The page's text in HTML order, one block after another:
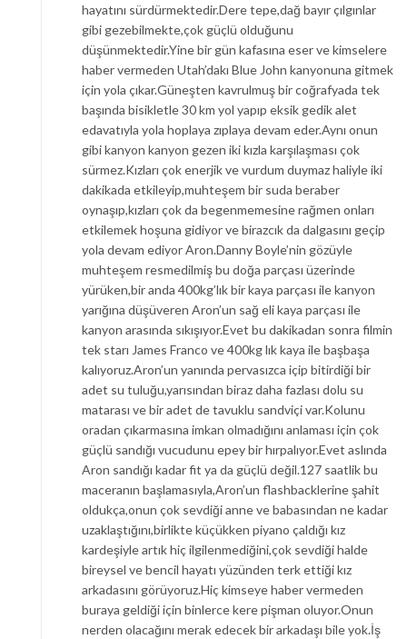
hayatını sürdürmektedir.Dere tepe,dağ bayır çılgınlar
gibi gezebilmekte,çok güçlü olduğunu
düşünmektedir.Yine bir gün kafasına eser ve kimselere
haber vermeden Utah’dakı Blue John kanyonuna gitmek
için yola çıkar.Güneşten kavrulmuş bir coğrafyada tek
başında bisikletle 30 km yol yapıp eksik gedik alet
edavatıyla yola hoplaya zıplaya devam eder.Aynı onun
gibi kanyon kanyon gezen iki kızla karşılaşması çok
sürmez.Kızları çok enerjik ve vurdum duymaz haliyle iki
dakikada etkileyip,muhteşem bir suda beraber
oynaşıp,kızları çok da begenmemesine rağmen onları
etkilemek hoşuna gidiyor ve birazcık da dalgasını geçip
yola devam ediyor Aron.Danny Boyle’nin gözüyle
muhteşem resmedilmiş bu doğa parçası üzerinde
yürüken,bir anda 400kg’lık bir kaya parçası ile kanyon
yarığına düşüveren Aron’un sağ eli kaya parçası ile
kanyon arasında sıkışıyor.Evet bu dakikadan sonra filmin
tek starı James Franco ve 400kg lık kaya ile başbaşa
kalıyoruz.Aron’un yanında pervasızca içip bitirdiği bir
adet su tuluğu,yarısından biraz daha fazlası dolu su
matarası ve bir adet de tavuklu sandviçi var.Kolunu
oradan çıkarmasına imkan olmadığını anlaması için çok
güçlü sandığı vucudunu epey bir hırpalıyor.Evet aslında
Aron sandığı kadar fit ya da güçlü değil.127 saatlik bu
maceranın başlamasıyla,Aron’un flashbacklerine şahit
oldukça,onun çok sevdiği anne ve babasından ne kadar
uzaklaştığını,birlikte küçükken piyano çaldığı kız
kardeşiyle artık hiç ilgilenmediğini,çok sevdiği halde
bireysel ve bencil hayatı yüzünden terk ettiği kız
arkadasını görüyoruz.Hiç kimseye haber vermeden
buraya geldiği için binlerce kere pişman oluyor.Onun
nerden olacağını merak edecek bir arkadaşı bile yok.İş